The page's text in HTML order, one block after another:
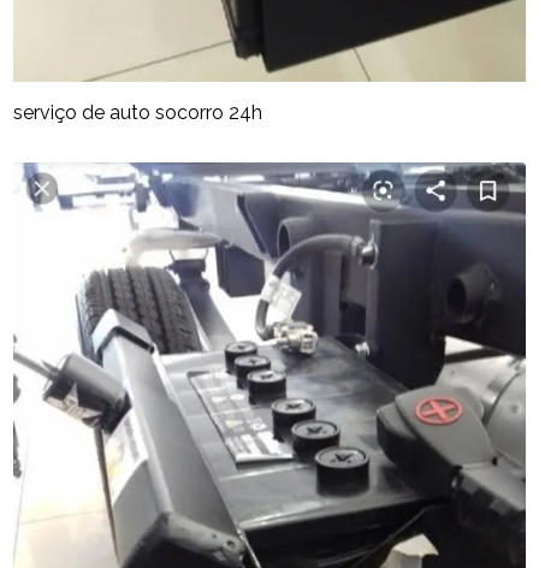
serviço de auto socorro 24h